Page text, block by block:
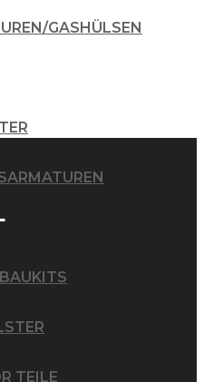
GASHÜLSEN
TEILE